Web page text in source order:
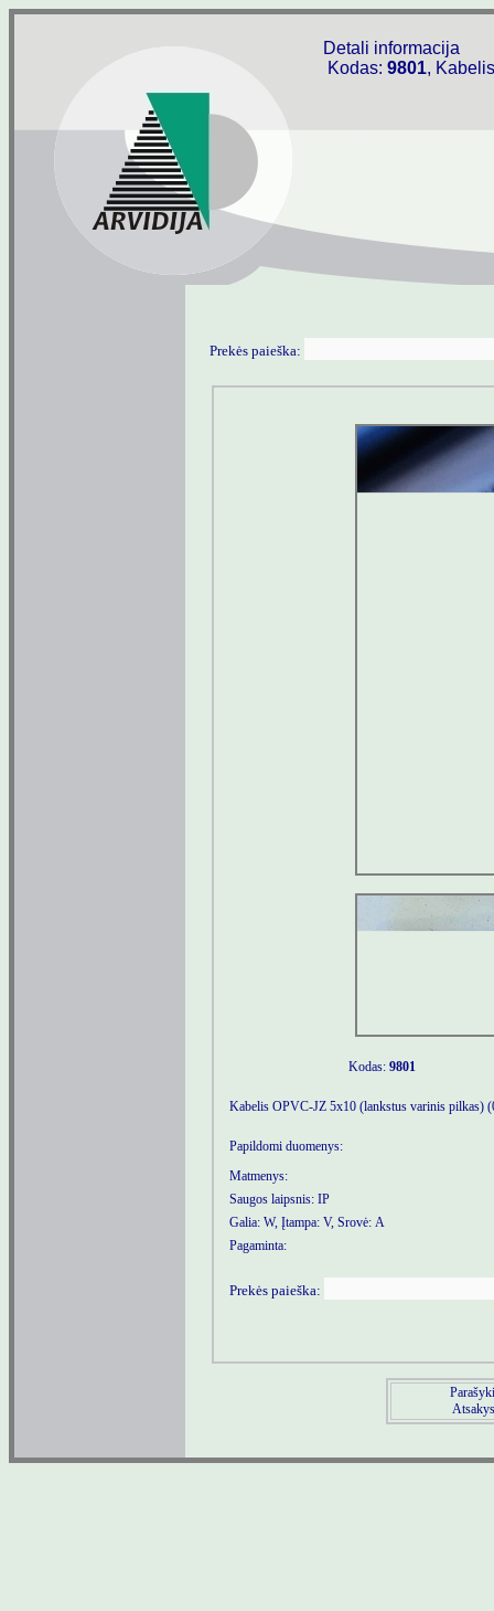
Detali informacija
Kodas: 9801,
Prekės paieška:
Kodas: 9801
Kabelis OPVC-JZ 5x10 (lankstus varinis pilkas)
Papildomi duomenys:
Matmenys:
Saugos laipsnis: IP
Galia: W, Įtampa: V, Srovė: A
Pagaminta:
Prekės paieška: